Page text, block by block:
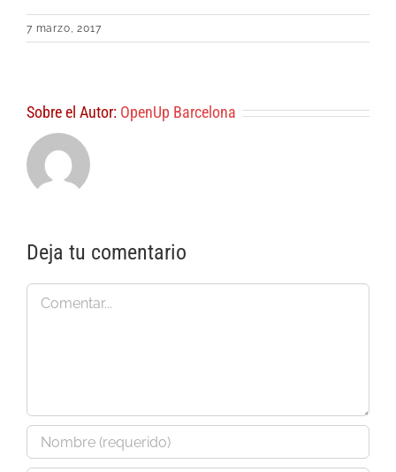
7 marzo, 2017
Sobre el Autor: OpenUp Barcelona
Deja tu comentario
Comentar